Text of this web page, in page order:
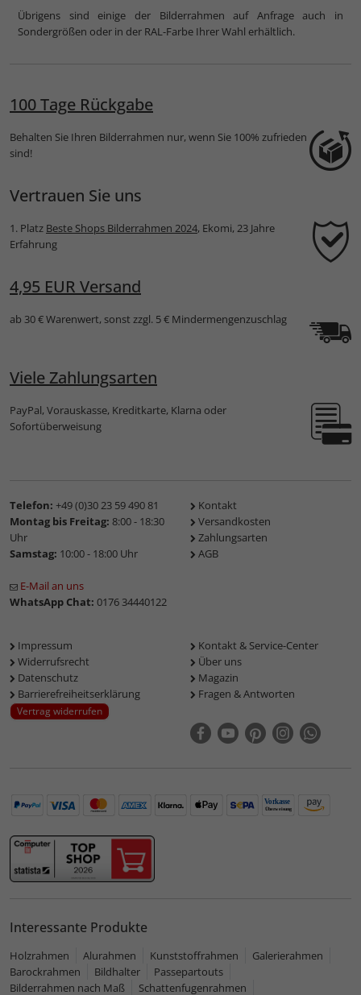
Übrigens sind einige der Bilderrahmen auf Anfrage auch in
Sondergrößen oder in der RAL-Farbe Ihrer Wahl erhältlich.
100 Tage Rückgabe
Behalten Sie Ihren Bilderrahmen nur, wenn Sie 100% zufrieden
sind!
Vertrauen Sie uns
1. Platz Beste Shops Bilderrahmen 2024, Ekomi, 23 Jahre
Erfahrung
4,95 EUR Versand
ab 30 € Warenwert, sonst zzgl. 5 € Mindermengenzuschlag
Viele Zahlungsarten
PayPal, Vorauskasse, Kreditkarte, Klarna oder
Sofortüberweisung
Telefon: +49 (0)30 23 59 490 81
Montag bis Freitag: 8:00 - 18:30
Uhr
Samstag: 10:00 - 18:00 Uhr
E-Mail an uns
WhatsApp Chat: 0176 34440122
Kontakt
Versandkosten
Zahlungsarten
AGB
Impressum
Widerrufsrecht
Datenschutz
Barrierefreiheitserklärung
Vertrag widerrufen
Kontakt & Service-Center
Über uns
Magazin
Fragen & Antworten
Interessante Produkte
Holzrahmen Alurahmen Kunststoffrahmen
Galerierahmen
Barockrahmen
Bildhalter
Passepartouts
Bilderrahmen nach Maß
Schattenfugenrahmen